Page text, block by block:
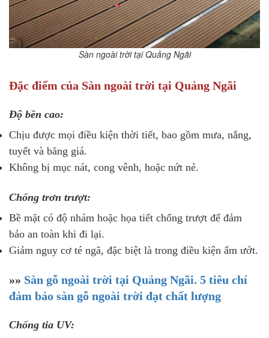
Sàn ngoài trời tại Quảng Ngãi
Đặc điểm của Sàn ngoài trời tại Quảng Ngãi
Độ bền cao:
Chịu được mọi điều kiện thời tiết, bao gồm mưa, nắng,
tuyết và băng giá.
Không bị mục nát, cong vênh, hoặc nứt nẻ.
Chống trơn trượt:
Bề mặt có độ nhám hoặc họa tiết chống trượt để đảm
bảo an toàn khi đi lại.
Giảm nguy cơ té ngã, đặc biệt là trong điều kiện ẩm ướt.
»» Sàn gỗ ngoài trời tại Quảng Ngãi. 5 tiêu chí
đảm bảo sàn gỗ ngoài trời đạt chất lượng
Chống tia UV: